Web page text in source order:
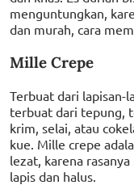
menguntungkan,
dan murah, cara
Mille Crepe
Terbuat dari lapisan-
terbuat dari tepung,
krim, selai, atau
kue. Mille crepe
lezat, karena
lapis dan halus.